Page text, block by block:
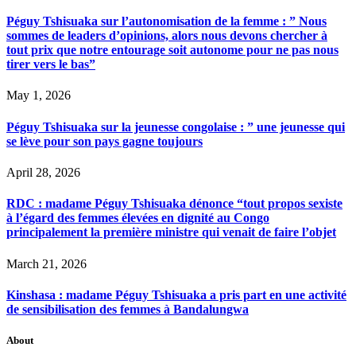
Péguy Tshisuaka sur l’autonomisation de la femme : ” Nous
sommes de leaders d’opinions, alors nous devons chercher à
tout prix que notre entourage soit autonome pour ne pas nous
tirer vers le bas”
May 1, 2026
Péguy Tshisuaka sur la jeunesse congolaise : ” une jeunesse qui
se lève pour son pays gagne toujours
April 28, 2026
RDC : madame Péguy Tshisuaka dénonce “tout propos sexiste
à l’égard des femmes élevées en dignité au Congo
principalement la première ministre qui venait de faire l’objet
March 21, 2026
Kinshasa : madame Péguy Tshisuaka a pris part en une activité
de sensibilisation des femmes à Bandalungwa
About